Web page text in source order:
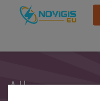
Alle